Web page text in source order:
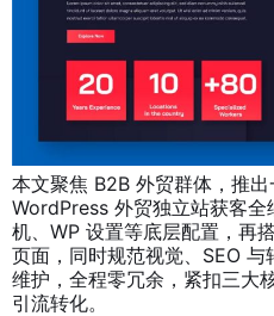
本文聚焦 B2B 外贸群体，推
WordPress 外贸独立站获客
机、WP 设置等底层配置，再
页面，同时规范视觉、SEO
维护，全程零冗余，紧扣三大
引流转化。